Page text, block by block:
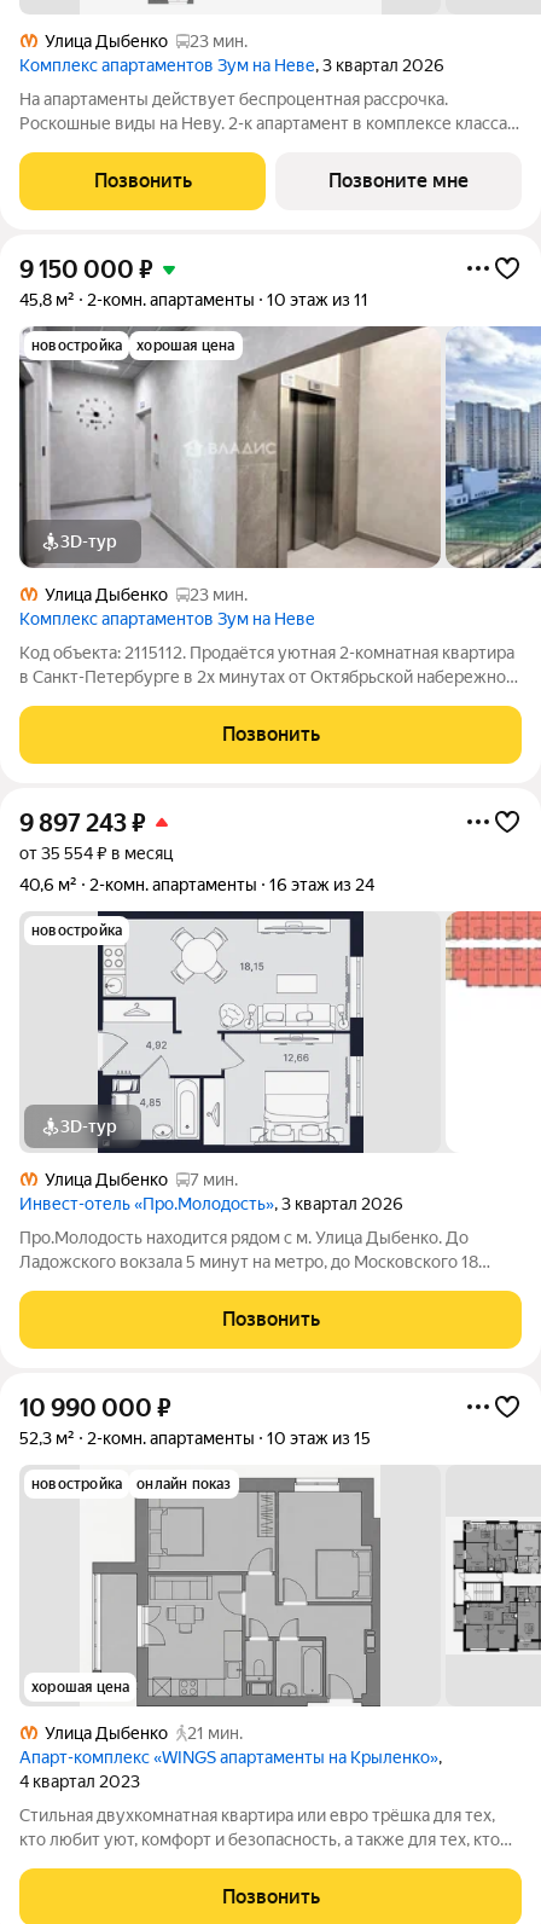
Улица Дыбенко
23 мин.
Комплекс апартаментов Зум на Неве, 3 квартал 2026
На апартаменты действует беспроцентная рассрочка.
Роскошные виды на Неву. 2-к апартамент в комплексе класса
Без отделки. Зум на Неве расположен в новом месте силы
рядом с центром города на
Позвонить Позвоните мне
9 150 000 ₽
45,8 м² 2-комн. апартаменты 10 этаж из 11
новостройка хорошая цена
3D-тур
Улица Дыбенко
23 мин.
Комплекс апартаментов Зум на Неве
Код объекта: 2115112. Продаётся уютная 2-комнатная квартира
в Санкт-Петербурге в 2х минутах от Октябрьской набережной
профессионалов. - Общая площадь: 45,8 кв. м. 2
изолированные комнаты и
Позвонить
9 897 243₽
от 35 554 ₽ в месяц
40,6 м²
2-комн. апартаменты 16 этаж из 24
новостройка
3D-тур
Улица Дыбенко
7 мин.
Инвест-отель «Про.Молодость», 3 квартал 2026
Про.Молодость находится рядом с м. Улица Дыбенко. До
Ладожского вокзала 5 минут на метро, до Московского 18
расположены крупные гипермаркеты Перекрёсток, Максидом,
Окей, Петрович. Пешком можно
Позвонить
10 990 000 ₽
52,3 м² 2-комн. апартаменты 10 этаж из 15
новостройка онлайн показ
хорошая цена
Улица Дыбенко
21 мин.
Апарт-комплекс «WINGS апартаменты на Крыленко»,
4 квартал 2023
Стильная двухкомнатная квартира или евро трёшка для тех,
кто любит уют, комфорт и безопасность, а также для тех, кто
проживания, так и для сдачи в аренду или инвестиций. От
сдачи в аренду доходность
Позвонить